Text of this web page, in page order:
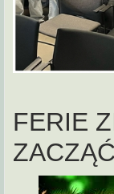
FERIE
ZACZĄĆ